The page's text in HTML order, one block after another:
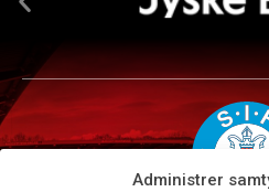
Administrer